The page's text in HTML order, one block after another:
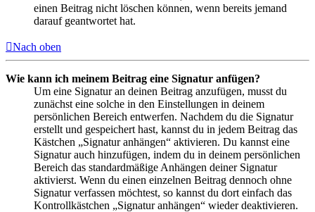
einen Beitrag nicht löschen können, wenn bereits jemand
darauf geantwortet hat.
Nach oben
Wie kann ich meinem Beitrag eine Signatur anfügen?
Um eine Signatur an deinen Beitrag anzufügen, musst du
zunächst eine solche in den Einstellungen in deinem
persönlichen Bereich entwerfen. Nachdem du die Signatur
erstellt und gespeichert hast, kannst du in jedem Beitrag das
Kästchen „Signatur anhängen“ aktivieren. Du kannst eine
Signatur auch hinzufügen, indem du in deinem persönlichen
Bereich das standardmäßige Anhängen deiner Signatur
aktivierst. Wenn du einen einzelnen Beitrag dennoch ohne
Signatur verfassen möchtest, so kannst du dort einfach das
Kontrollkästchen „Signatur anhängen“ wieder deaktivieren.